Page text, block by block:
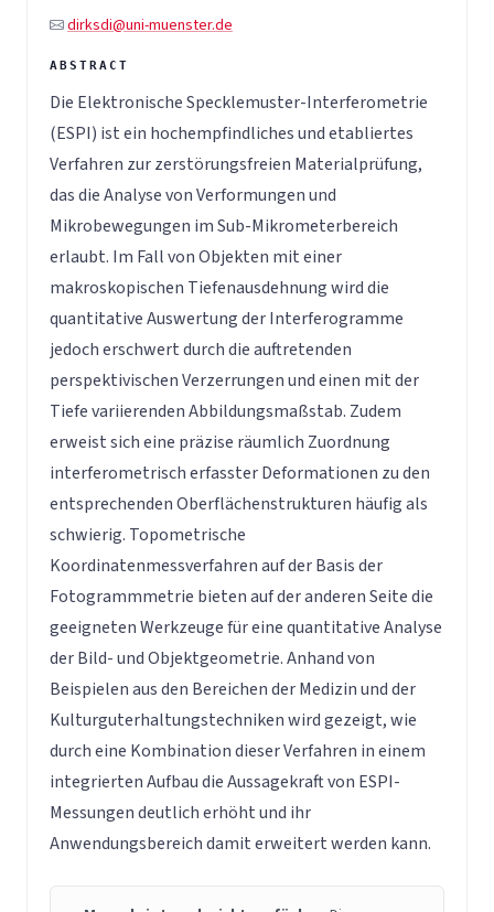
dirksdi@uni-muenster.de
Die Elektronische Specklemuster-Interferometrie
(ESPI) ist ein hochempfindliches und etabliertes
Verfahren zur zerstörungsfreien Materialprüfung,
das die Analyse von Verformungen und
Mikrobewegungen im Sub-Mikrometerbereich
erlaubt. Im Fall von Objekten mit einer
makroskopischen Tiefenausdehnung wird die
quantitative Auswertung der Interferogramme
jedoch erschwert durch die auftretenden
perspektivischen Verzerrungen und einen mit der
Tiefe variierenden Abbildungsmaßstab. Zudem
erweist sich eine präzise räumlich Zuordnung
interferometrisch erfasster Deformationen zu den
entsprechenden Oberflächenstrukturen häufig als
schwierig. Topometrische
Koordinatenmessverfahren auf der Basis der
Fotogrammmetrie bieten auf der anderen Seite die
geeigneten Werkzeuge für eine quantitative Analyse
der Bild- und Objektgeometrie. Anhand von
Beispielen aus den Bereichen der Medizin und der
Kulturguterhaltungstechniken wird gezeigt, wie
durch eine Kombination dieser Verfahren in einem
integrierten Aufbau die Aussagekraft von ESPI-
Messungen deutlich erhöht und ihr
Anwendungsbereich damit erweitert werden kann.